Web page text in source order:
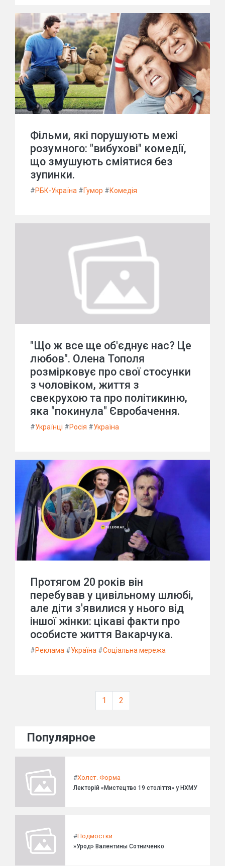
Фільми, які порушують межі
розумного: "вибухові" комедії,
що змушують сміятися без
зупинки.
#РБК-Україна #Гумор #Комедія
"Що ж все ще об'єднує нас? Це
любов". Олена Тополя
розмірковує про свої стосунки
з чоловіком, життя з
свекрухою та про політикиню,
яка "покинула" Євробачення.
#Українці #Росія #Україна
Протягом 20 років він
перебував у цивільному шлюбі,
але діти з'явилися у нього від
іншої жінки: цікаві факти про
особисте життя Вакарчука.
#Реклама #Україна #Соціальна мережа
1 2
Популярное
#Холст. Форма
Лекторій «Мистецтво 19 століття» у НХМУ
#Подмостки
»Урод» Валентины Сотниченко